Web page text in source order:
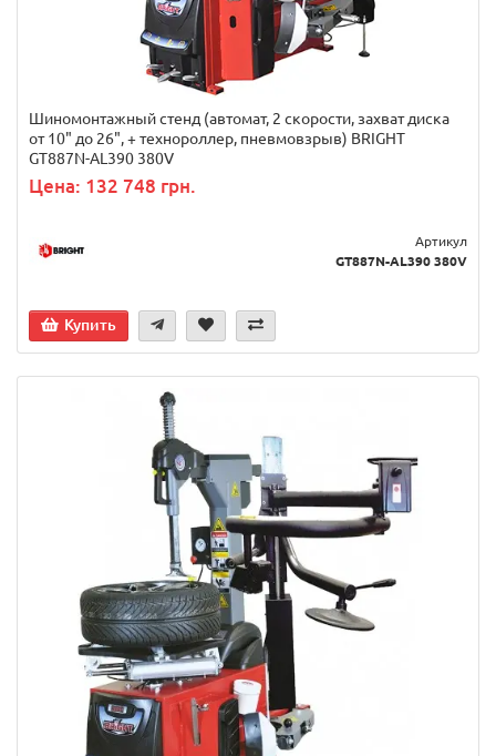
Шиномонтажный стенд (автомат, 2 скорости, захват диска
от 10" до 26", + технороллер, пневмовзрыв) BRIGHT
GT887N-AL390 380V
Цена: 132 748 грн.
Артикул
GT887N-AL390 380V
Купить